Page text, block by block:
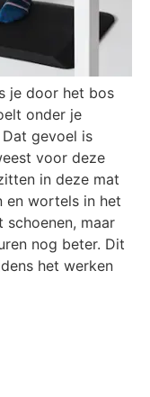
je door het bos
onder je
gevoel is
voor deze
in deze mat
en wortels in het
maar
nog beter. Dit
het werken